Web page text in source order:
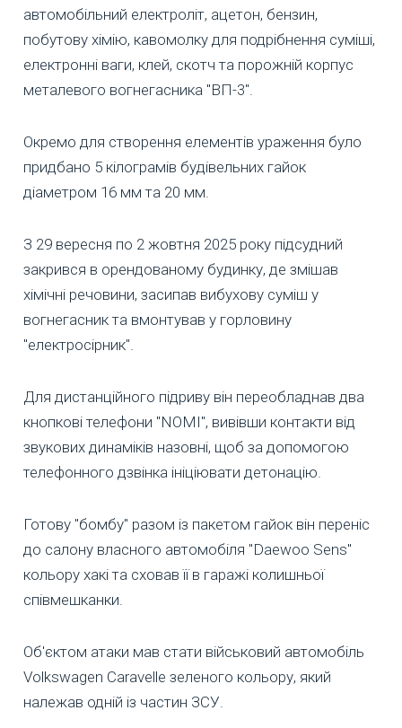
автомобільний електроліт, ацетон, бензин,
побутову хімію, кавомолку для подрібнення суміші,
електронні ваги, клей, скотч та порожній корпус
металевого вогнегасника "ВП-3".
Окремо для створення елементів ураження було
придбано 5 кілограмів будівельних гайок
діаметром 16 мм та 20 мм.
З 29 вересня по 2 жовтня 2025 року підсудний
закрився в орендованому будинку, де змішав
хімічні речовини, засипав вибухову суміш у
вогнегасник та вмонтував у горловину
"електросірник".
Для дистанційного підриву він переобладнав два
кнопкові телефони "NOMI", вивівши контакти від
звукових динаміків назовні, щоб за допомогою
телефонного дзвінка ініціювати детонацію.
Готову "бомбу" разом із пакетом гайок він переніс
до салону власного автомобіля "Daewoo Sens"
кольору хакі та сховав її в гаражі колишньої
співмешканки.
Об'єктом атаки мав стати військовий автомобіль
Volkswagen Caravelle зеленого кольору, який
належав одній із частин ЗСУ.